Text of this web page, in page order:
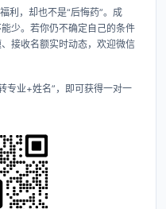
利，却也不是“后悔药”。成
少。若你仍不确定自己的条件
接收名额实时动态，欢迎微信
专业+姓名”，即可获得一对一